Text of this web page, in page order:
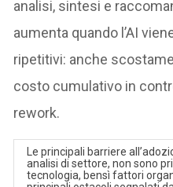
analisi, sintesi e
aumenta quando l’AI
ripetitivi: anche
costo cumulativo in
rework.
Le principali barriere
analisi di settore, non sono
tecnologia, bensì fattori